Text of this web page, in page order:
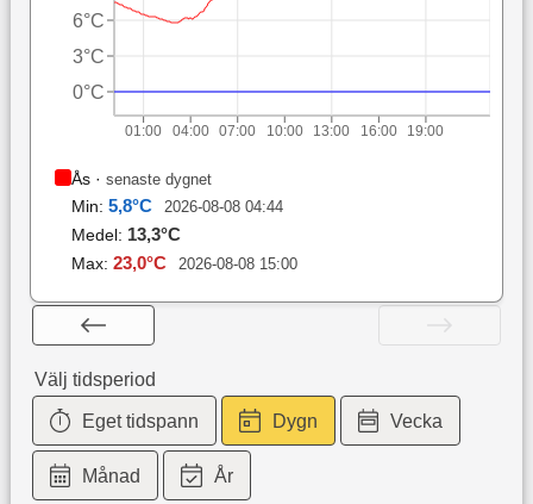
01:00 04:00 07:00 10:00 13:00 16:00 19:00
0°C
3°C
6°C
Ås· senaste dygnet
Min: 5,8°C 2026-08-08 04:44
Medel: 13,3°C
Max: 23,0°C 2026-08-08 15:00
Välj tidsperiod
Eget tidspann Dygn Vecka
Månad År